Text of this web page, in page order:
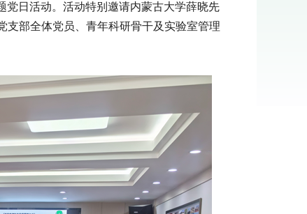
党日活动。活动特别邀请内蒙古大学薛晓先
支部全体党员、青年科研骨干及实验室管理